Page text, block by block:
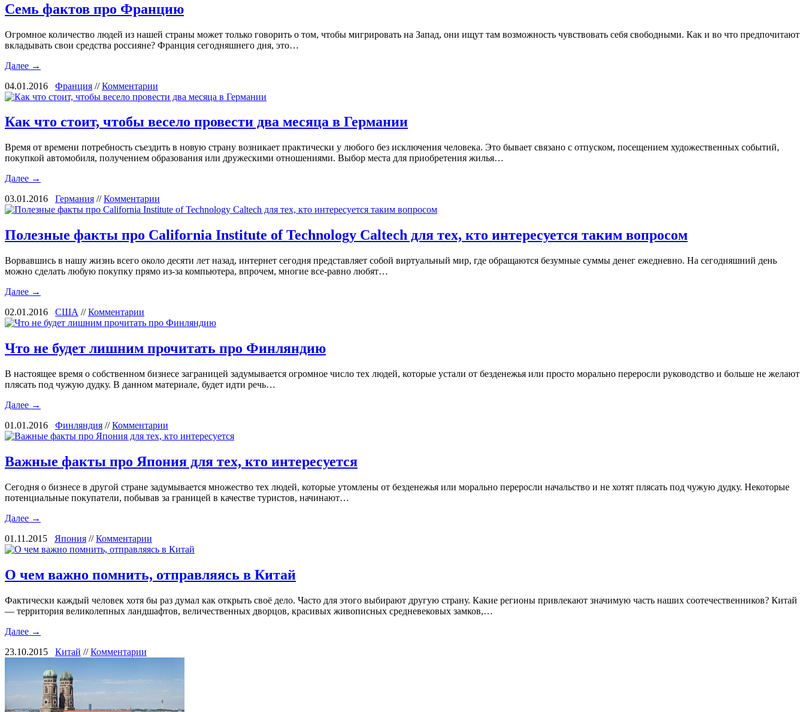
Семь фактов про Францию
Огромное количество людей из нашей страны может только говорить о том, чтобы мигрировать на Запад, они ищут там возможность чувствовать себя свободными. Как и во что предпочитают
вкладывать свои средства россияне? Франция сегодняшнего дня, это…
Далее →
04.01.2016 Франция //Комментарии
Как что стоит, чтобы весело провести два месяца в Германии
Время от времени потребность съездить в новую страну возникает практически у любого без исключения человека. Это бывает связано с отпуском, посещением художественных событий,
покупкой автомобиля, получением образования или дружескими отношениями. Выбор места для приобретения жилья…
Далее →
03.01.2016 Германия //Комментарии
Полезные факты про California Institute of Technology Caltech для тех, кто интересуется таким вопросом
Ворвавшись в нашу жизнь всего около десяти лет назад, интернет сегодня представляет собой виртуальный мир, где обращаются безумные суммы денег ежедневно. На сегодняшний день
можно сделать любую покупку прямо из-за компьютера, впрочем, многие все-равно любят…
Далее →
02.01.2016 США //Комментарии
Что не будет лишним прочитать про Финляндию
В настоящее время о собственном бизнесе заграницей задумывается огромное число тех людей, которые устали от безденежья или просто морально переросли руководство и больше не желают
плясать под чужую дудку. В данном материале, будет идти речь…
Далее →
01.01.2016 Финляндия //Комментарии
Важные факты про Япония для тех, кто интересуется
Сегодня о бизнесе в другой стране задумывается множество тех людей, которые утомлены от безденежья или морально переросли начальство и не хотят плясать под чужую дудку. Некоторые
потенциальные покупатели, побывав за границей в качестве туристов, начинают…
Далее →
01.11.2015 Япония //Комментарии
О чем важно помнить, отправляясь в Китай
Фактически каждый человек хотя бы раз думал как открыть своё дело. Часто для этого выбирают другую страну. Какие регионы привлекают значимую часть наших соотечественников? Китай
— территория великолепных ландшафтов, величественных дворцов, красивых живописных средневековых замков,…
Далее →
23.10.2015 Китай //Комментарии